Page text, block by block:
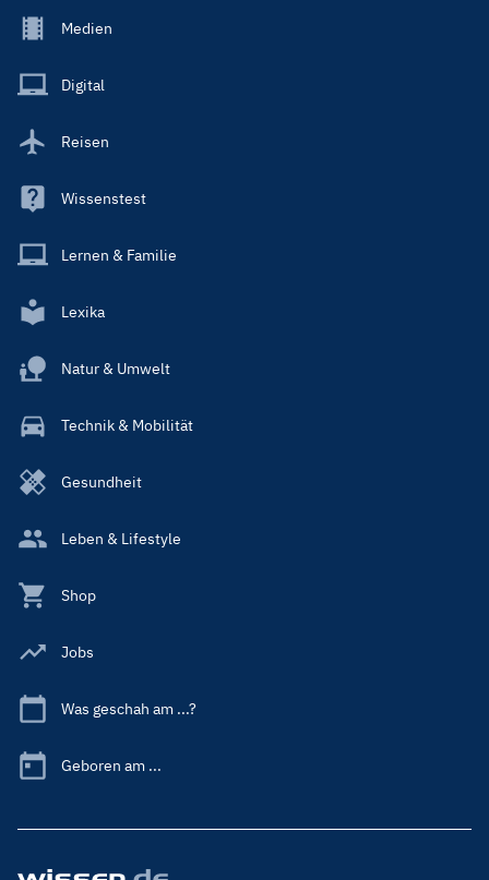
Footer
Main
Medien
Digital
Reisen
Wissenstest
Lernen & Familie
Lexika
Natur & Umwelt
Technik & Mobilität
Gesundheit
Leben & Lifestyle
Shop
Jobs
Was geschah am ...?
Geboren am ...